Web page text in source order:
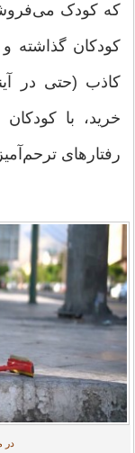
که کودک
کودکان گذاشته
کاذب (حتی در
خرید، با
رفتارهای
در